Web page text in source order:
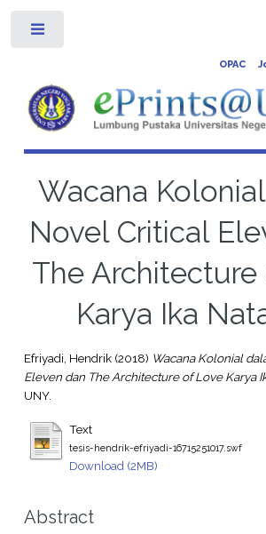
OPAC
Wacana
Novel Critical
The Architecture
Karya Ika
Efriyadi, Hendrik(2018) Wacana Kolonial
Eleven dan The Architecture of Love Karya
UNY.
Text
tesis-hendrik-efriyadi-16715251017.swf
Download (2MB)
Abstract